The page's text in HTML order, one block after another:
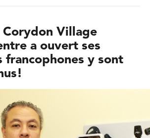
Corydon Village
a ouvert ses
francophones y sont